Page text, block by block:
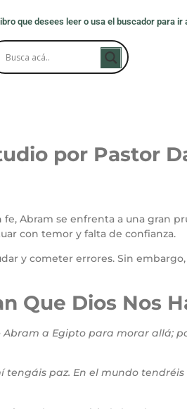
que desees leer o usa el buscador para
por Pastor
Abram se enfrenta a una gran
con temor y falta de confianza.
y cometer errores. Sin
Que Dios Nos
a Egipto para morar allá;
tengáis paz. En el mundo